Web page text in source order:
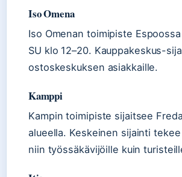
Iso Omena
Iso Omenan toimipiste
SU klo 12–20. Kauppakeskus-
ostoskeskuksen asiakkaille.
Kamppi
Kampin toimipiste sijaitsee
alueella. Keskeinen sijainti
niin työssäkävijöille kuin